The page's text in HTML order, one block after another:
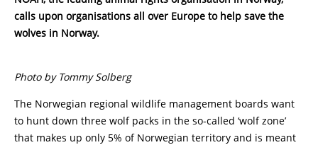
calls upon organisations all over Europe to help save the
wolves in Norway.
Photo by Tommy Solberg
The Norwegian regional wildlife management boards want
to hunt down three wolf packs in the so-called ‘wolf zone’
that makes up only 5% of Norwegian territory and is meant